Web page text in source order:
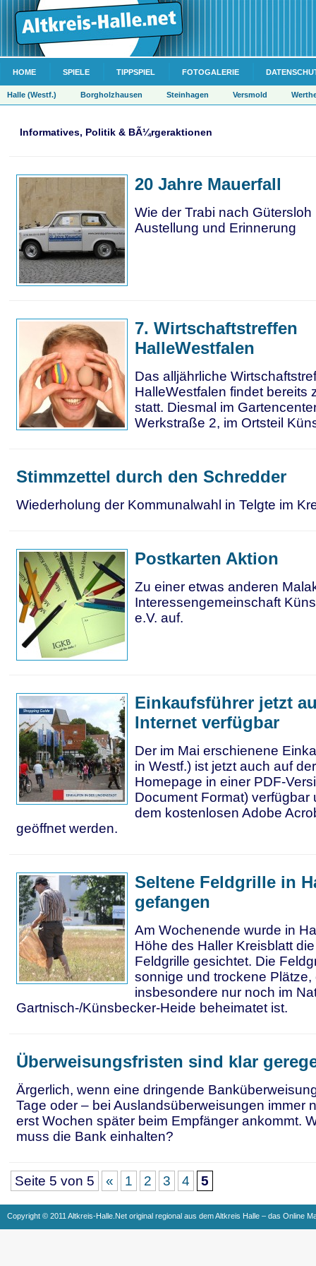
HOME SPIELE TIPPSPIEL FOTOGALERIE
Halle (Westf.) Borgholzhausen Steinhagen Versmold
Informatives, Politik & BÃ¼rgeraktionen
20 Jahre Mauerfall
Wie der Trabi nach Gütersloh
Austellung und Erinnerung
7. Wirtschaftstreffen
HalleWestfalen
Das alljährliche
HalleWestfalen findet bereits
statt. Diesmal im
Werkstraße 2, im Ortsteil
Stimmzettel durch den Schredder
Wiederholung der Kommunalwahl in Telgte im
Postkarten Aktion
Zu einer etwas anderen
Interessengemeinschaft
e.V. auf.
Einkaufsführer jetzt
Internet verfügbar
Der im Mai erschienene
in Westf.) ist jetzt auch auf
Homepage in einer PDF-
Document Format) verfügbar
dem kostenlosen Adobe
geöffnet werden.
Seltene Feldgrille in
gefangen
Am Wochenende wurde in
Höhe des Haller Kreisblatt
Feldgrille gesichtet. Die
sonnige und trockene Plätze,
insbesondere nur noch im
Gartnisch-/Künsbecker-Heide beheimatet ist.
Überweisungsfristen sind klar
Ärgerlich, wenn eine dringende
Tage oder – bei Auslandsüberweisungen immer
erst Wochen später beim Empfänger ankommt.
muss die Bank einhalten?
Seite 5 von 5 « 1 2 3 4 5
Copyright © 2011 Altkreis-Halle.Net original regional aus dem Altkreis Halle – das Online